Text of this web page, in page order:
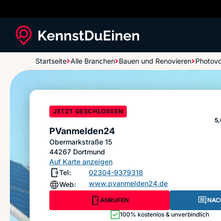
Startseite Alle Branchen Bauen und Renovieren
PVanmelden24
JETZT GESCHLOSSEN
PVanmelden24
Obermarkstraße 15
44267 Dortmund
Auf Karte anzeigen
Tel:
02304-9379318
Web:
www.pvanmelden24.de
ANRUFEN
100% kostenlos & unverbindlich